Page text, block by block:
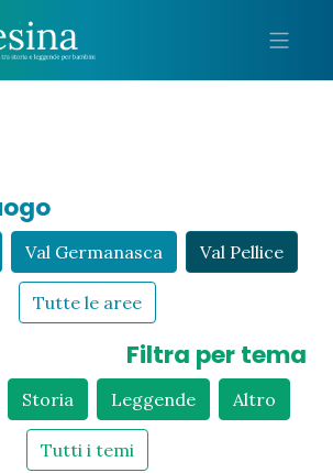
Val Germanasca Val Pellice
Tutte le aree
Filtra per tema
Storia Leggende Altro
Tutti i temi